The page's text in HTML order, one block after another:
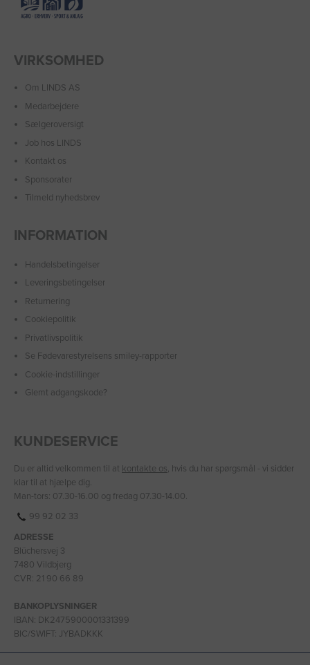
VIRKSOMHED
Om LINDS AS
Medarbejdere
Sælgeroversigt
Job hos LINDS
Kontakt os
Sponsorater
Tilmeld nyhedsbrev
INFORMATION
Handelsbetingelser
Leveringsbetingelser
Returnering
Cookiepolitik
Privatlivspolitik
Se Fødevarestyrelsens smiley-rapporter
Cookie-indstillinger
Glemt adgangskode?
KUNDESERVICE
Du er altid velkommen til at kontakte os, hvis du har spørgsmål - vi sidder
klar til at hjælpe dig.
Man-tors: 07.30-16.00 og fredag 07.30-14.00.
99 92 02 33
ADRESSE
Blüchersvej 3
7480 Vildbjerg
CVR: 21 90 66 89
BANKOPLYSNINGER
IBAN: DK2475900001331399
BIC/SWIFT: JYBADKKK